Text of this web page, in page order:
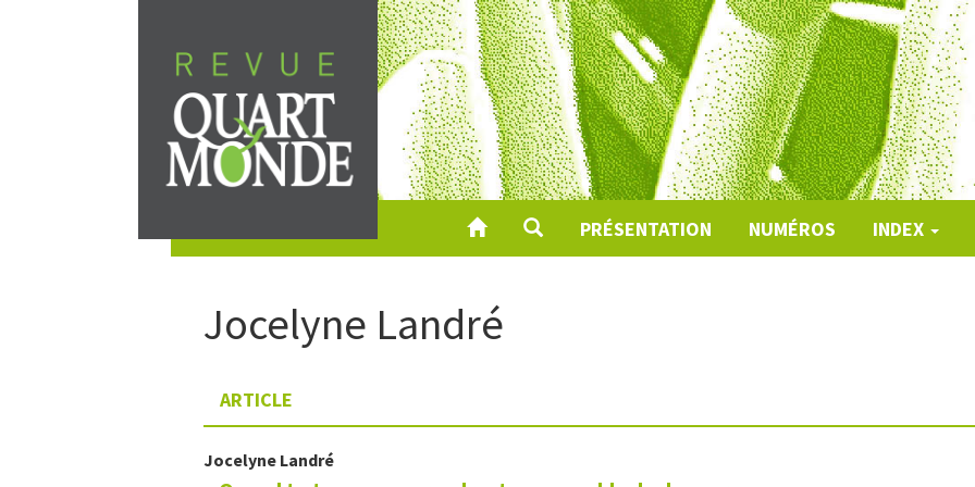
au
contenu
PRÉSENTATION NUMÉROS INDEX
Jocelyne Landré
ARTICLE
Jocelyne Landré